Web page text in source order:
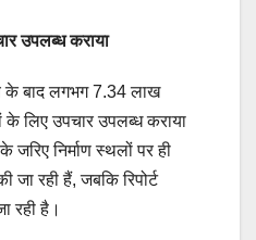
उपलब्ध कराया
के बाद लगभग 7.34 लाख
के लिए उपचार उपलब्ध कराया
निर्माण स्थलों पर ही
जा रही हैं, जबकि रिपोर्ट
रही है।